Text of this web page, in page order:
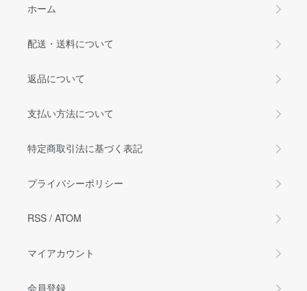
ホーム
配送・送料について
返品について
支払い方法について
特定商取引法に基づく表記
プライバシーポリシー
RSS / ATOM
マイアカウント
会員登録